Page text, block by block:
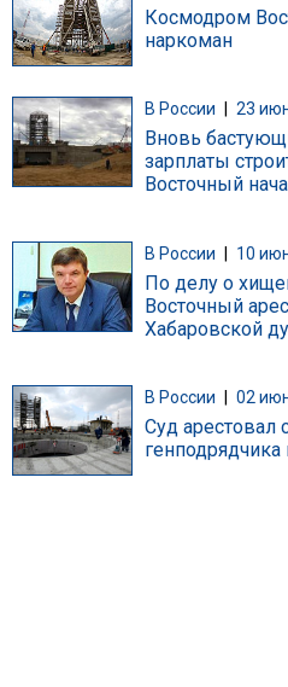
Космодром
наркоман
В России 23
Вновь
зарплаты
Восточный
В России | 10
По делу о
Восточный
Хабаровской
В России 02
Суд арестовал